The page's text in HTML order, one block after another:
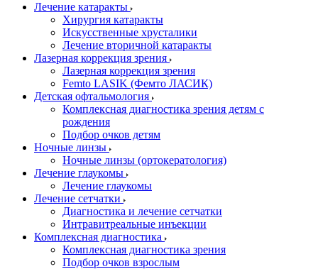
Лечение катаракты
Хирургия катаракты
Искусственные хрусталики
Лечение вторичной катаракты
Лазерная коррекция зрения
Лазерная коррекция зрения
Femto LASIK (Фемто ЛАСИК)
Детская офтальмология
Комплексная диагностика зрения детям c
рождения
Подбор очков детям
Ночные линзы
Ночные линзы (ортокератология)
Лечение глаукомы
Лечение глаукомы
Лечение сетчатки
Диагностика и лечение сетчатки
Интравитреальные инъекции
Комплексная диагностика
Комплексная диагностика зрения
Подбор очков взрослым